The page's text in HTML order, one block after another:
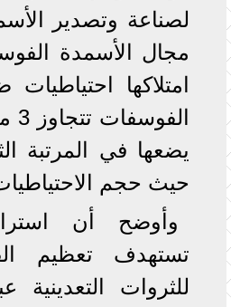
لصناعة وتصدير
مجال الأسمدة
امتلاكها
يضعها في المرتبة
حيث حجم
وأوضح أن
تستهدف تعظيم
للثروات